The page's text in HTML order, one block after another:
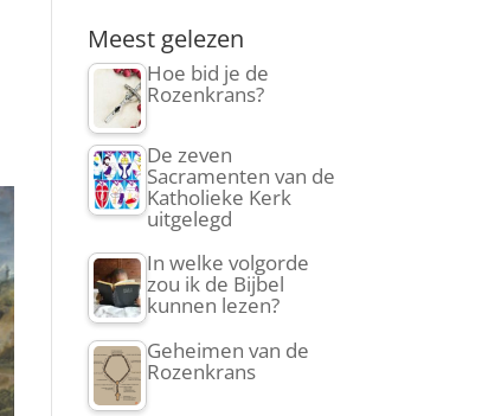
Meest gelezen
Hoe bid je de
Rozenkrans?
De zeven
Sacramenten van de
Katholieke Kerk
uitgelegd
In welke volgorde
zou ik de Bijbel
kunnen lezen?
Geheimen van de
Rozenkrans